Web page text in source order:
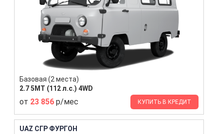
Базовая (2 места)
2.7 5MT (112 л.с.) 4WD
от 23 856 р/мес КУПИТЬ В КРЕДИТ
UAZ СГР ФУРГОН